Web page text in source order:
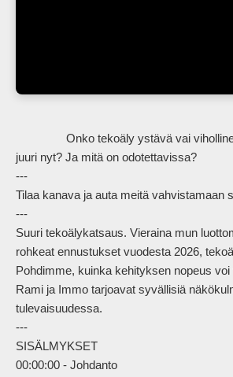
juuri nyt? Ja mitä on odotettavissa?
---
Tilaa kanava ja auta meitä vahvistamaan
---
Suuri tekoälykatsaus. Vieraina mun
rohkeat ennustukset vuodesta 2026,
Pohdimme, kuinka kehityksen nopeus
Rami ja Immo tarjoavat syvällisiä
tulevaisuudessa.
---
SISÄLMYKSET
00:00:00 - Johdanto